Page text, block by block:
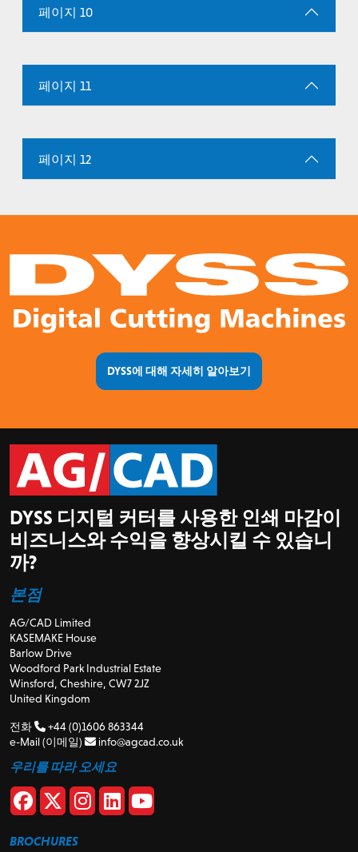
페이지 10
페이지 11
페이지 12
DYSS에 대해 자세히 알아보기
DYSS 디지털 커터를 사용한 인쇄 마감이
비즈니스와 수익을 향상시킬 수 있습니
까?
본점
AG/CAD Limited
KASEMAKE House
Barlow Drive
Woodford Park Industrial Estate
Winsford, Cheshire, CW7 2JZ
United Kingdom
전화
+44 (0)1606 863344
e-Mail (이메일)
info@agcad.co.uk
우리를 따라 오세요
BROCHURES